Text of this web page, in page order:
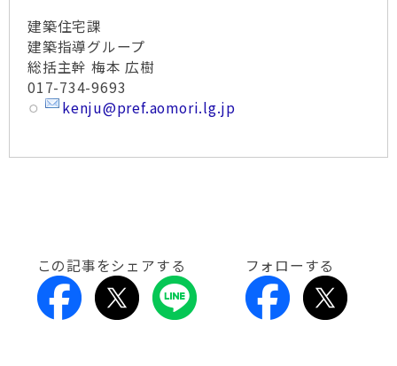
建築住宅課
建築指導グループ
総括主幹 梅本 広樹
017-734-9693
kenju@pref.aomori.lg.jp
この記事をシェアする フォローする